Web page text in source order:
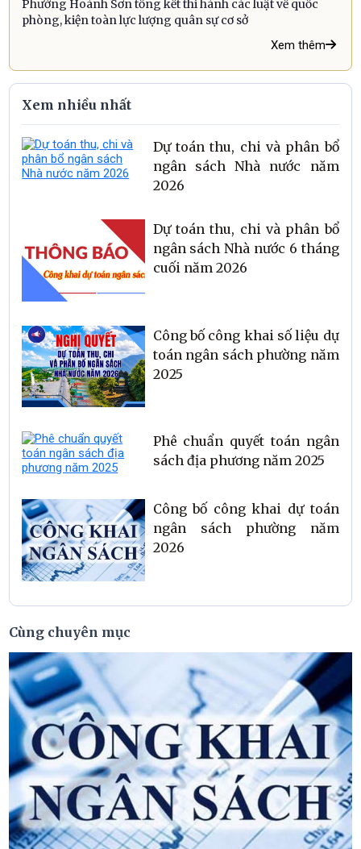
Phường Hoành Sơn tổng kết thi hành các luật về quốc
phòng, kiện toàn lực lượng quân sự cơ sở
Xem thêm
Xem nhiều nhất
Dự toán thu, chi và phân bổ
ngân sách Nhà nước năm
2026
Dự toán thu, chi và phân bổ
ngân sách Nhà nước 6 tháng
cuối năm 2026
Công bố công khai số liệu dự
toán ngân sách phường năm
2025
Phê chuẩn quyết toán ngân
sách địa phương năm 2025
Công bố công khai dự toán
ngân sách phường năm
2026
Cùng chuyên mục